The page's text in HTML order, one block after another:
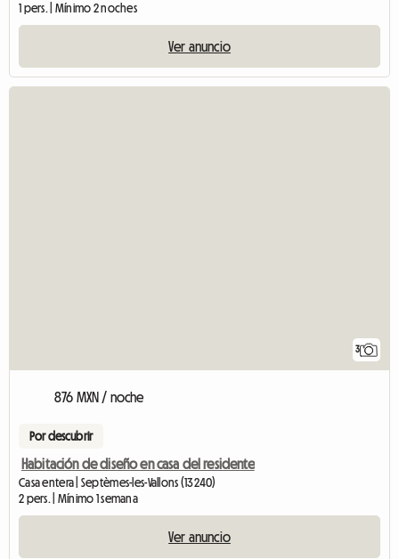
1 pers. | Mínimo 2 noches
Ver anuncio
3
876 MXN / noche
Por descubrir
Habitación de diseño en casa del residente
Casa entera | Septèmes-les-Vallons (13240)
2 pers. | Mínimo 1 semana
Ver anuncio